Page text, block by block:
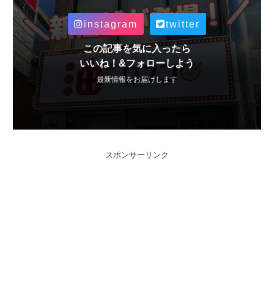
instagram twitter
この記事を気に入ったら
いいね！&フォローしよう
最新情報をお届けします
スポンサーリンク